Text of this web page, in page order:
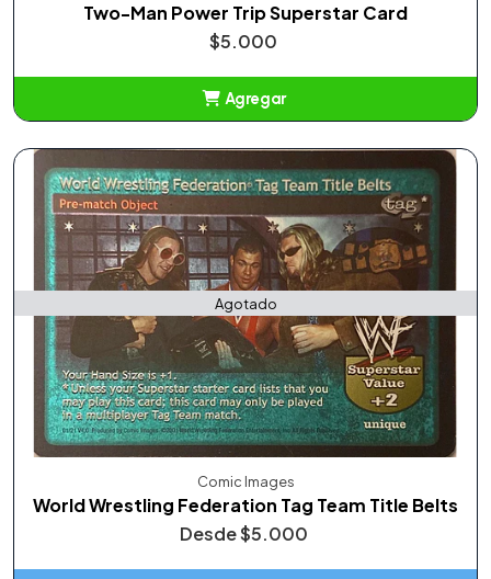
Two-Man Power Trip Superstar Card
$5.000
Agregar
Agotado
Comic Images
World Wrestling Federation Tag Team Title Belts
Desde$5.000